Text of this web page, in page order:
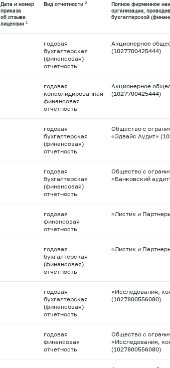
Дата и номер
приказа
об отзыве
лицензии 1
Вид отчетности 2
Полное фирменное
организации,
бухгалтерской
годовая
бухгалтерская
(финансовая)
отчетность
Акционерное
(1027700425444)
годовая
консолидированная
финансовая
отчетность
Акционерное
(1027700425444)
годовая
бухгалтерская
(финансовая)
отчетность
Общество с
«Эдвайс Аудит»
годовая
бухгалтерская
(финансовая)
отчетность
Общество с
«Банковский
годовая
финансовая
отчетность
«Листик и
годовая
бухгалтерская
(финансовая)
отчетность
«Листик и
годовая
бухгалтерская
(финансовая)
отчетность
«Исследования,
(1027800556080)
годовая
финансовая
отчетность
Общество с
«Исследования,
(1027800556080)